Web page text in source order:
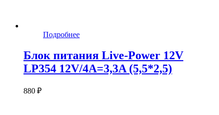
Подробнее
Блок питания Live-Power 12V
LP354 12V/4A=3,3A (5,5*2,5)
880 ₽